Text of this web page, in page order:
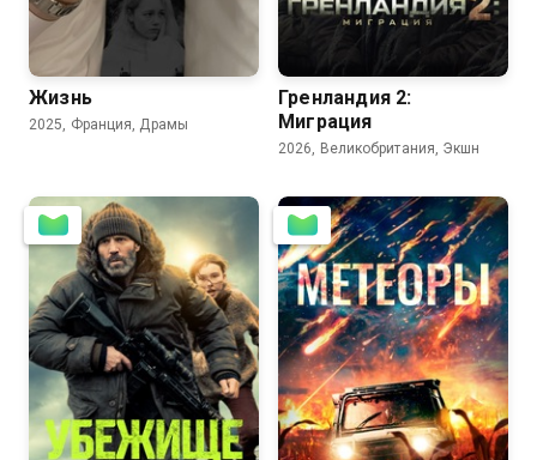
Жизнь
2025, Франция, Драмы
Гренландия 2:
Миграция
2026, Великобритания, Экшн